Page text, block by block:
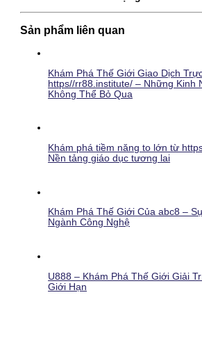
Sản phẩm liên quan
Khám Phá Thế Giới Giao Dịch
https//rr88.institute/ – Những Kinh
Không Thể Bỏ Qua
Khám phá tiềm năng to lớn từ
Nền tảng giáo dục tương lai
Khám Phá Thế Giới Của abc8 –
Ngành Công Nghệ
U888 – Khám Phá Thế Giới Giải
Giới Hạn